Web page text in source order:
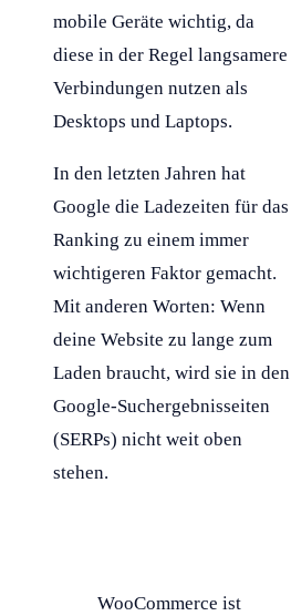
mobile Geräte wichtig, da
diese in der Regel langsamere
Verbindungen nutzen als
Desktops und Laptops.
In den letzten Jahren hat
Google die Ladezeiten für das
Ranking zu einem immer
wichtigeren Faktor gemacht.
Mit anderen Worten: Wenn
deine Website zu lange zum
Laden braucht, wird sie in den
Google-Suchergebnisseiten
(SERPs) nicht weit oben
stehen.
WooCommerce ist